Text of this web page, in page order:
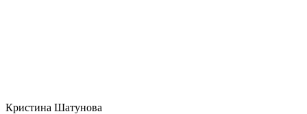
Кристина Шатунова